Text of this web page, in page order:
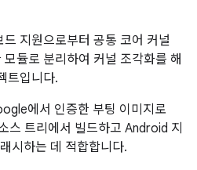
지원으로부터 공통 코어 커널
듈로 분리하여 커널 조각화를 해
트입니다.
에서 인증한 부팅 이미지로
스 트리에서 빌드하고 Android 지
시하는 데 적합합니다.